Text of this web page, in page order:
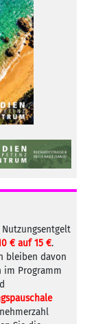
€ auf 15 €.
bleiben davon
im Programm